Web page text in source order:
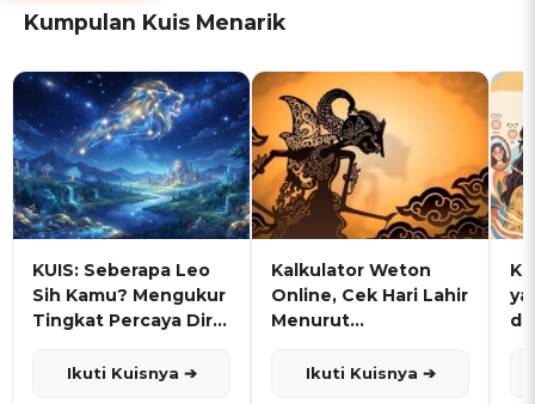
Kumpulan Kuis Menarik
KUIS: Seberapa Leo
Sih Kamu? Mengukur
Tingkat Percaya Diri
Ikuti Kuisnya ➔
Kalkulator Weton
Online, Cek Hari Lahir
Menurut
Ikuti Kuisnya ➔